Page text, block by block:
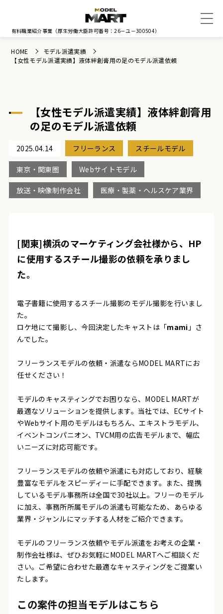
有料職業紹介事業 （厚生労働大臣許可番号：26－ユ－300504）
HOME
モデル派遣実績
【女性モデル派遣実績】液体絆創膏用の足のモデル派遣依頼
【女性モデル派遣実績】液体絆創膏用
の足のモデル派遣依頼
2025.04.14 フリーランス スチールモデル
東京・関東圏 Webサイトモデル
放送・映像制作会社 医療・製薬・ヘルスケア業界
[関東]横浜のマーケティング会社様から、HP
に使用するスチール撮影の依頼を承りまし
た。
電子書籍に使用するスチール撮影のモデル撮影を行いまし
た。
ロケ地にて撮影し、今回決定したキャストは「mami 」さ
んでした。
フリーランスモデルの依頼・派遣ならMODEL MARTにお
任せください！
モデルのキャスティングでお困りなら、MODEL MARTが
最適なソリューションを提供します。当社では、ECサイト
やWebサイト用のモデルはもちろん、エキストラモデル、
イベントコンパニオン、TVCM用の広告モデルまで、幅広
いニーズに対応可能です。
フリーランスモデルの依頼や派遣にも対応しており、経験
豊富なモデルをスピーディーに手配できます。また、提携
しているモデル事務所は全国で30社以上。フリーのモデル
に加え、事務所所属モデルの派遣も可能なため、あらゆる
業界・ジャンルにマッチする人材をご紹介できます。
モデルのフリーランス依頼やモデル派遣をお考えの企業・
制作会社様は、ぜひお気軽にMODEL MARTへご相談くだ
さい。ご希望に合わせた最適なキャスティングをご提案い
たします。
この案件の担当モデルはこちら